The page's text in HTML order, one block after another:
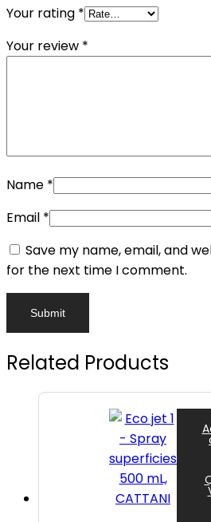
Your rating *
Your review *
Name *
Email *
Save my name, email, and
for the next time I comment.
Related Products